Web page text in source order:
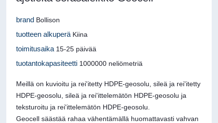
brand Bollison
tuotteen alkuperä Kiina
toimitusaika 15-25 päivää
tuotantokapasiteetti 1000000 neliömetriä
Meillä on kuvioitu ja rei'itetty HDPE-geosolu, sileä ja rei'itetty
HDPE-geosolu, sileä ja rei'ittelemätön HDPE-geosolu ja
teksturoitu ja rei'ittelemätön HDPE-geosolu.
Geocell säästää rahaa vähentämällä huomattavasti vahvan